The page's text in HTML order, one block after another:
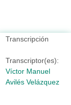
Transcripción
Transcriptor(es):
Víctor Manuel
Avilés Velázquez